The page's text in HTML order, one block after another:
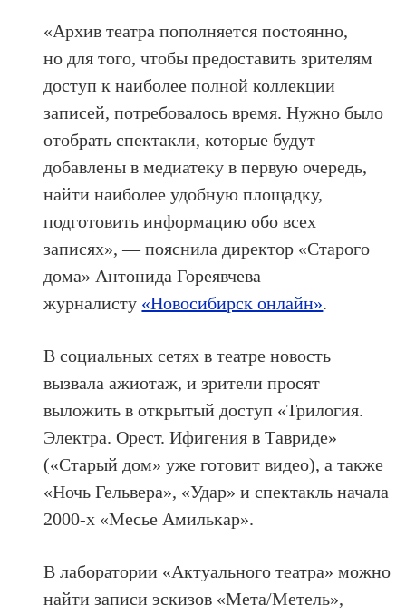
«Архив театра пополняется постоянно,
но для того, чтобы предоставить зрителям
доступ к наиболее полной коллекции
записей, потребовалось время. Нужно было
отобрать спектакли, которые будут
добавлены в медиатеку в первую очередь,
найти наиболее удобную площадку,
подготовить информацию обо всех
записях», — пояснила директор «Старого
дома» Антонида Гореявчева
журналисту «Новосибирск онлайн».
В социальных сетях в театре новость
вызвала ажиотаж, и зрители просят
выложить в открытый доступ «Трилогия.
Электра. Орест. Ифигения в Тавриде»
(«Старый дом» уже готовит видео), а также
«Ночь Гельвера», «Удар» и спектакль начала
2000-х «Месье Амилькар».
В лаборатории «Актуального театра» можно
найти записи эскизов «Мета/Метель»,